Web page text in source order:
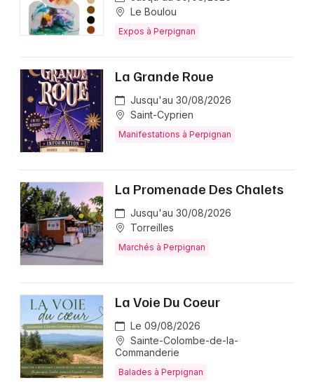
Le Boulou
Expos à Perpignan
La Grande Roue
Jusqu'au 30/08/2026
Saint-Cyprien
Manifestations à Perpignan
La Promenade Des Chalets
Jusqu'au 30/08/2026
Torreilles
Marchés à Perpignan
La Voie Du Coeur
Le 09/08/2026
Sainte-Colombe-de-la-
Commanderie
Balades à Perpignan